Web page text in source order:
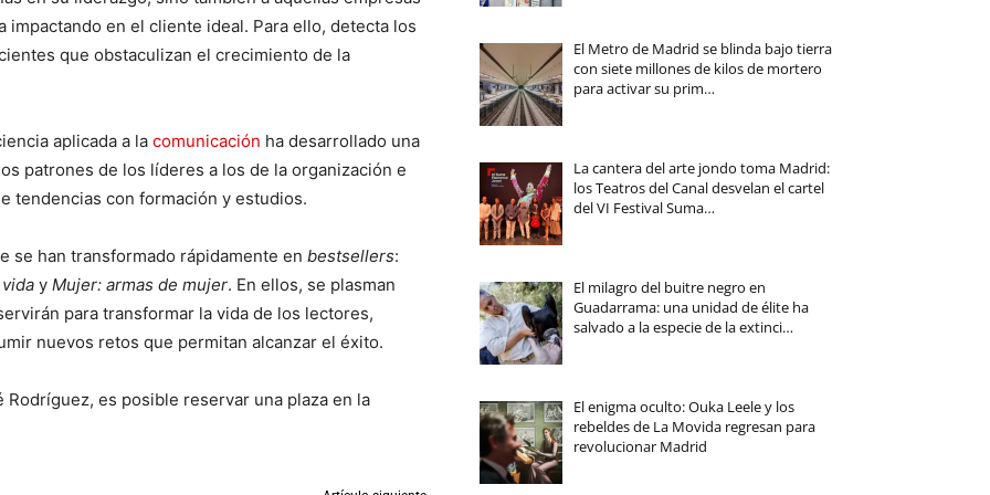
en el cliente ideal. Para ello, detecta los
que obstaculizan el crecimiento de la
aplicada a la comunicación ha desarrollado una
patrones de los líderes a los de la organización e
tendencias con formación y estudios.
se han transformado rápidamente en bestsellers:
y Mujer: armas de mujer. En ellos, se plasman
para transformar la vida de los lectores,
nuevos retos que permitan alcanzar el éxito.
es posible reservar una plaza en la
El Metro de Madrid se blinda bajo tierra
con siete millones de kilos de mortero
para activar su prim…
La cantera del arte jondo toma Madrid:
los Teatros del Canal desvelan el cartel
del VI Festival Suma…
El milagro del buitre negro en
Guadarrama: una unidad de élite ha
salvado a la especie de la extinci…
El enigma oculto: Ouka Leele y los
rebeldes de La Movida regresan para
revolucionar Madrid